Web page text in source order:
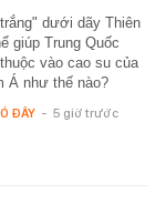
dưới dãy Thiên
giúp Trung Quốc
vào cao su của
Á như thế nào?
ĐÂY - 5 giờ trước